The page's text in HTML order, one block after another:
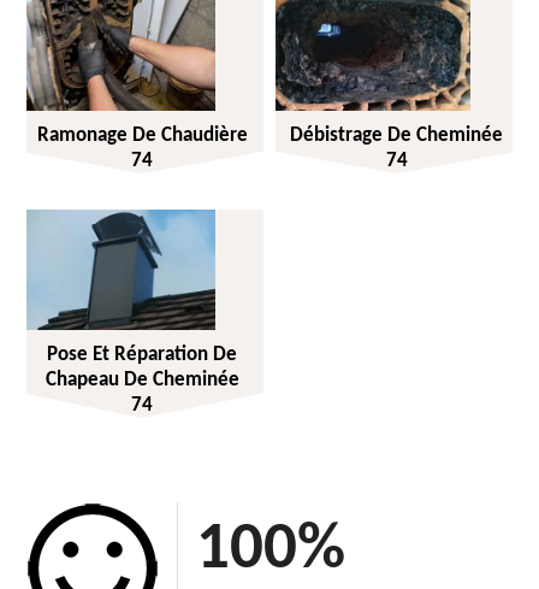
Ramonage De Chaudière
74
Débistrage De Cheminée
74
Pose Et Réparation De
Chapeau De Cheminée
74
100%